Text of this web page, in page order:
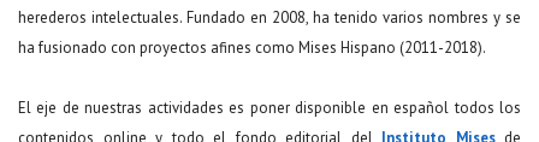
herederos intelectuales. Fundado en 2008, ha tenido varios nombres y se
ha fusionado con proyectos afines como Mises Hispano (2011-2018).
El eje de nuestras actividades es poner disponible en español todos los
contenidos online y todo el fondo editorial del Instituto Misesde